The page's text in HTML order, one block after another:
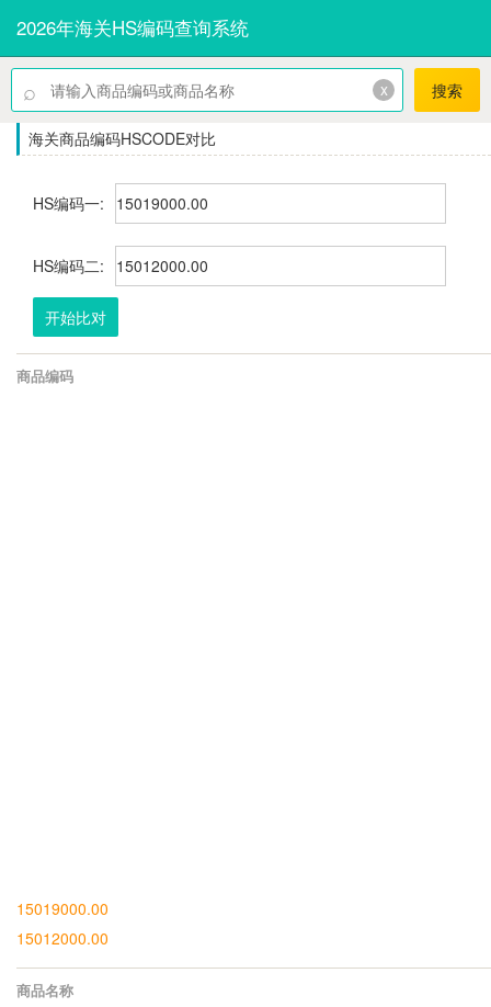
2026年海关HS编码查询系统
⌕ x 搜索
海关商品编码HSCODE对比
HS编码一:
HS编码二:
开始比对
商品编码
15019000.00
15012000.00
商品名称